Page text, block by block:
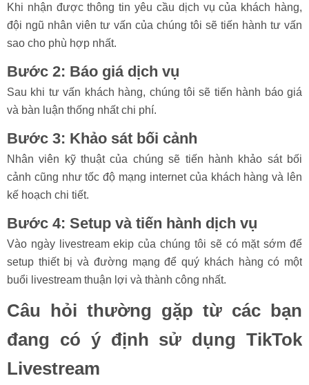
Khi nhận được thông tin yêu cầu dịch vụ của khách hàng,
đội ngũ nhân viên tư vấn của chúng tôi sẽ tiến hành tư vấn
sao cho phù hợp nhất.
Bước 2: Báo giá dịch vụ
Sau khi tư vấn khách hàng, chúng tôi sẽ tiến hành báo giá
và bàn luận thống nhất chi phí.
Bước 3: Khảo sát bối cảnh
Nhân viên kỹ thuật của chúng sẽ tiến hành khảo sát bối
cảnh cũng như tốc độ mạng internet của khách hàng và lên
kế hoạch chi tiết.
Bước 4: Setup và tiến hành dịch vụ
Vào ngày livestream ekip của chúng tôi sẽ có mặt sớm để
setup thiết bị và đường mạng để quý khách hàng có một
buổi livestream thuận lợi và thành công nhất.
Câu hỏi thường gặp từ các bạn
đang có ý định sử dụng TikTok
Livestream